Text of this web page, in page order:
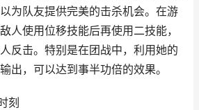
为队友提供完美的击杀机会。在游
人使用位移技能后再使用二技能，
反击。特别是在团战中，利用她的
出，可以达到事半功倍的效果。
刻